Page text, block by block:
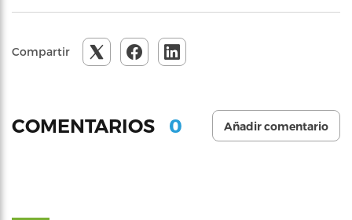
Compartir
COMENTARIOS 0 Añadir comentario